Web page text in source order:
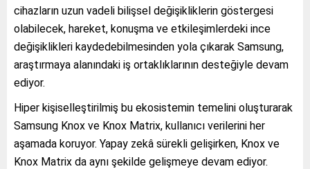
cihazların uzun vadeli bilişsel değişikliklerin göstergesi
olabilecek, hareket, konuşma ve etkileşimlerdeki ince
değişiklikleri kaydedebilmesinden yola çıkarak Samsung,
araştırmaya alanındaki iş ortaklıklarının desteğiyle devam
ediyor.
Hiper kişiselleştirilmiş bu ekosistemin temelini oluşturarak
Samsung Knox ve Knox Matrix, kullanıcı verilerini her
aşamada koruyor. Yapay zekâ sürekli gelişirken, Knox ve
Knox Matrix da aynı şekilde gelişmeye devam ediyor.